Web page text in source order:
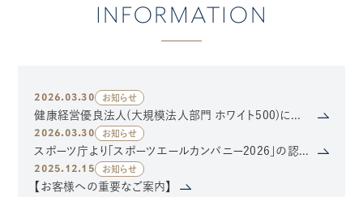
INFORMATION
2026.03.30 お知らせ
健康経営優良法人(大規模法人部門 ホワイト500)に認定されました
2026.03.30 お知らせ
スポーツ庁より「スポーツエールカンパニー2026」の認定を受けました
2025.12.15 お知らせ
【お客様への重要なご案内】